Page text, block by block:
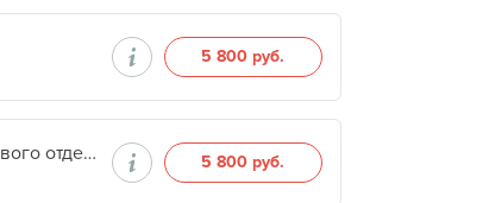
5 800 руб.
МРТ спинного мозга и позвоночника: пояснично-крестцового отдела 3Т 5 800 руб.